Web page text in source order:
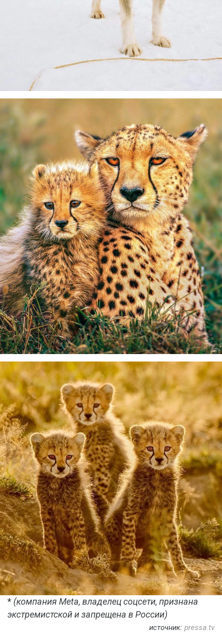
* (компания Meta, владелец соцсети, признана
экстремистской и запрещена в России)
источник: pressa.tv